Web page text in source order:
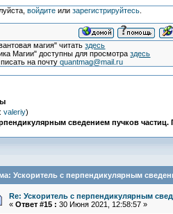
войдитеили зарегистрируйтесь.
магия" читатьздесь
Магии" доступны для просмотраздесь
на почтуquantmag@mail.ru
valeriy)
сведением пучков частиц.
Ускоритель с перпендикулярным
Re: Ускоритель с перпендикулярным
« Ответ #15 : 30 Июня 2021, 12:58:57 »